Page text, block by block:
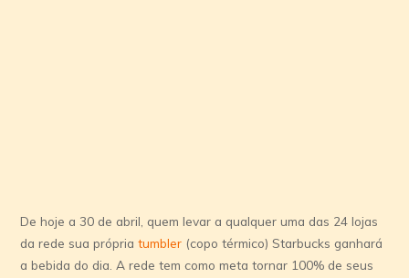
De hoje a 30 de abril, quem levar a qualquer uma das 24 lojas
da rede sua própriatumbler (copo térmico) Starbucks ganhará
a bebida do dia. A rede tem como meta tornar 100% de seus